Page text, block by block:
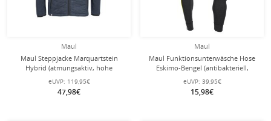
Maul
Maul Steppjacke Marquartstein
Hybrid (atmungsaktiv, hohe
Wärmeisolierung) dunkelblau
Herren
eUVP: 119,95€
47,98€
Maul
Maul Funktionsunterwäsche Hose
Eskimo-Bengel (antibakteriell,
atmungsaktiv, elastisch) schwarz
Herren
eUVP: 39,95€
15,98€